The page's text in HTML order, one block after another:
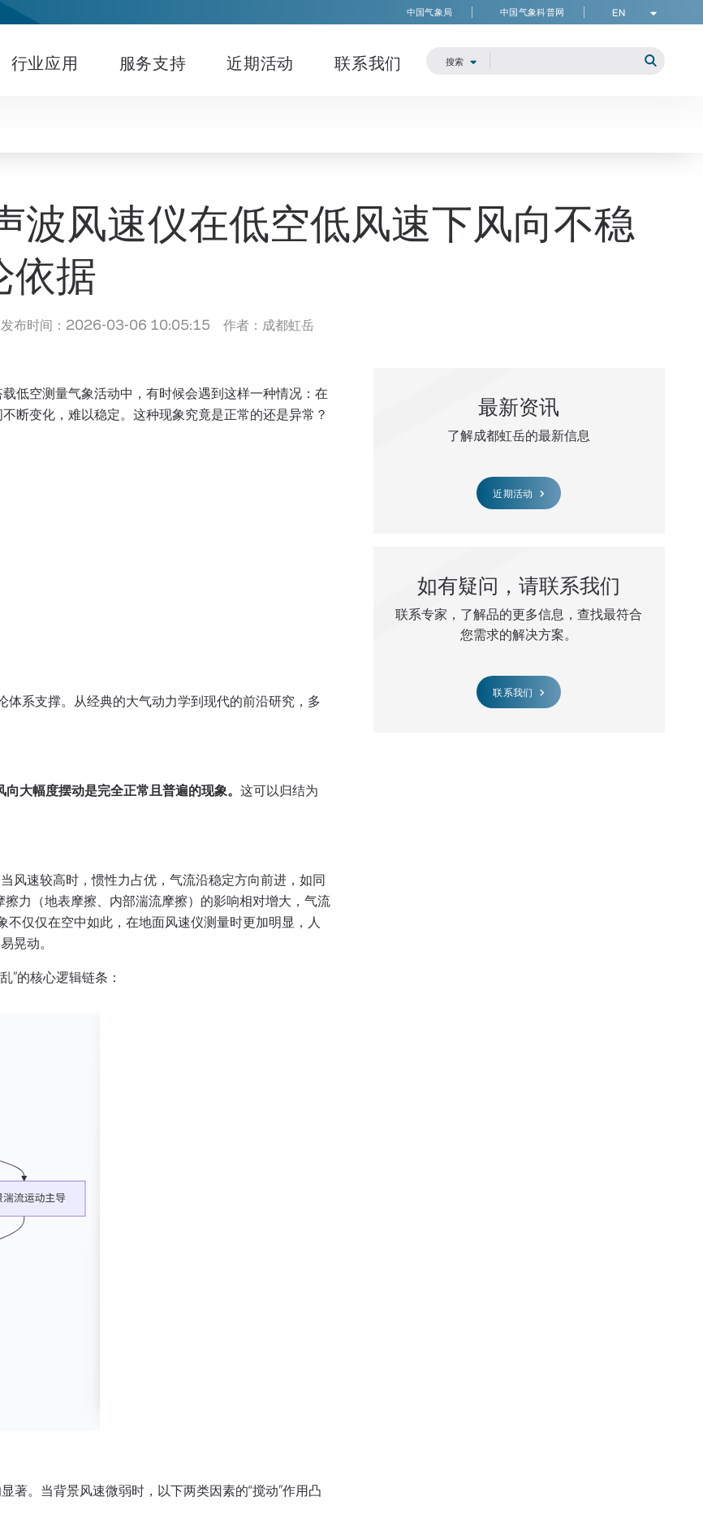
中国气象局 中国气象科普网 EN
行业应用 服务支持 近期活动 联系我们 搜索
提交品牌
风速仪在低空低风速下风向不稳
依据
发布时间：2026-03-06 10:05:15 作者：成都虹岳
低空测量气象活动中，有时候会遇到这样一种情况：在
变化，难以稳定。这种现象究竟是正常的还是异常？
体系支撑。从经典的大气动力学到现代的前沿研究，多
大幅度摆动是完全正常且普遍的现象。 这可以归结为
风速较高时，惯性力占优，气流沿稳定方向前进，如同
力（地表摩擦、内部湍流摩擦）的影响相对增大，气流
仅仅在空中如此，在地面风速仪测量时更加明显，人
晃动。
”的核心逻辑链条：
。当背景风速微弱时，以下两类因素的“搅动”作用凸
最新资讯
了解成都虹岳的最新信息
近期活动
如有疑问，请联系我们
联系专家，了解品的更多信息，查找最符合
您需求的解决方案。
联系我们